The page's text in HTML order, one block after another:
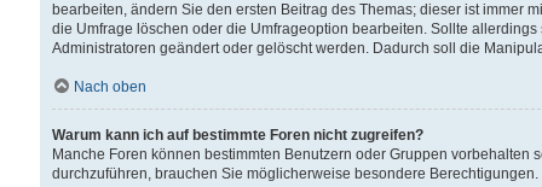
bearbeiten, ändern Sie den ersten Beitrag des Themas; dieser ist immer
die Umfrage löschen oder die Umfrageoption bearbeiten. Sollte
Administratoren geändert oder gelöscht werden. Dadurch soll die
Nach oben
Warum kann ich auf bestimmte Foren nicht zugreifen?
Manche Foren können bestimmten Benutzern oder Gruppen
durchzuführen, brauchen Sie möglicherweise besondere